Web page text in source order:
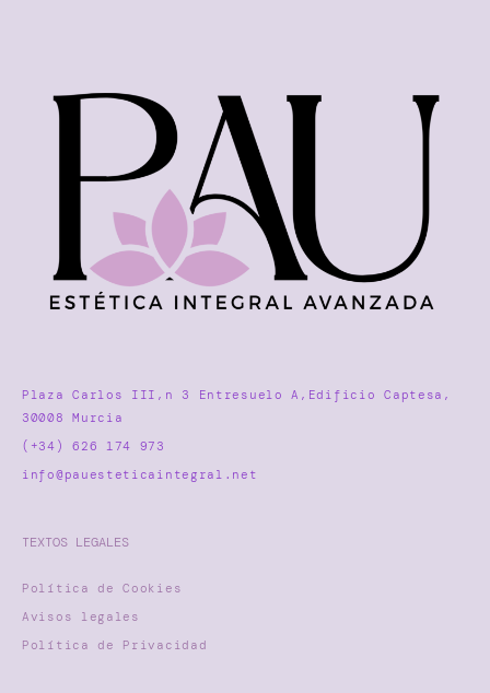
Plaza Carlos III,n 3 Entresuelo A,Edificio Captesa,
30008 Murcia
(+34) 626 174 973
info@pauesteticaintegral.net
TEXTOS LEGALES
Política de Cookies
Avisos legales
Política de Privacidad